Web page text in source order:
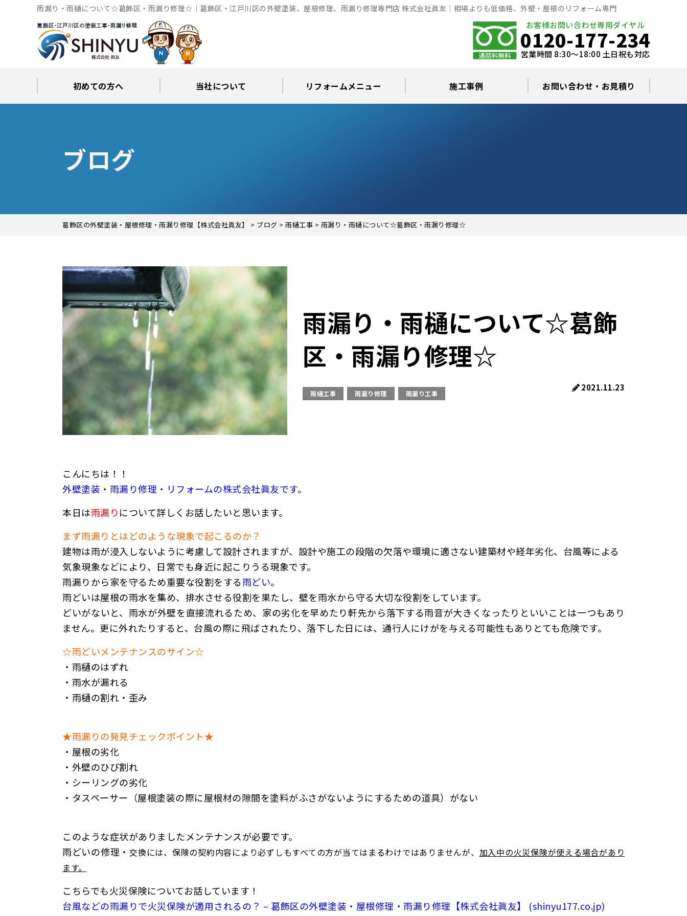
雨漏り・雨樋について☆葛飾区・雨漏り修理☆｜葛飾区・江戸川区の外壁塗装、屋根修理、雨漏り修理専門店 株式会社眞友｜相場よりも低価格、外壁・屋根のリフォーム専門
お客様お問い合わせ専用ダイヤル
0120-177-234
営業時間 8:30～18:00 土日祝も対応
初めての方へ 当社について リフォームメニュー 施工事例 お問い合わせ・お見積り
ブログ
葛飾区の外壁塗装・屋根修理・雨漏り修理【株式会社眞友】 > ブログ > 雨樋工事 > 雨漏り・雨樋について☆葛飾区・雨漏り修理☆
雨漏り・雨樋について☆葛飾
区・雨漏り修理☆
雨樋工事 雨漏り修理 雨漏り工事
2021.11.23
こんにちは！！
外壁塗装・雨漏り修理・リフォームの株式会社眞友です。
本日は雨漏りについて詳しくお話したいと思います。
まず雨漏りとはどのような現象で起こるのか？
建物は雨が浸入しないように考慮して設計されますが、設計や施工の段階の欠落や環境に適さない建築材や経年劣化、台風等による
気象現象などにより、日常でも身近に起こりうる現象です。
雨漏りから家を守るため重要な役割をする雨どい。
雨どいは屋根の雨水を集め、排水させる役割を果たし、壁を雨水から守る大切な役割をしています。
どいがないと、雨水が外壁を直接流れるため、家の劣化を早めたり軒先から落下する雨音が大きくなったりといいことは一つもあり
ません。 更に外れたりすると、台風の際に飛ばされたり、落下した日には、通行人にけがを与える可能性もありとても危険です。
☆雨どいメンテナンスのサイン☆
・雨樋のはずれ
・雨水が漏れる
・雨樋の割れ・歪み
★雨漏りの発見チェックポイント★
・屋根の劣化
・ 外壁のひび割れ
・ シーリングの劣化
・ タスペーサー（屋根塗装の際に屋根材の隙間を塗料がふさがないようにするための道具）がない
このような症状がありましたメンテナンスが必要です。
雨どいの修理・交換には、 保険の契約内容により必ずしもすべての方が当てはまるわけではありませんが、 加入中の火災保険が使える場合があり
ます。
こちらでも火災保険についてお話しています！
台風などの雨漏りで火災保険が適用されるの？ – 葛飾区の外壁塗装・屋根修理・雨漏り修理【株式会社眞友】 (shinyu177.co.jp)